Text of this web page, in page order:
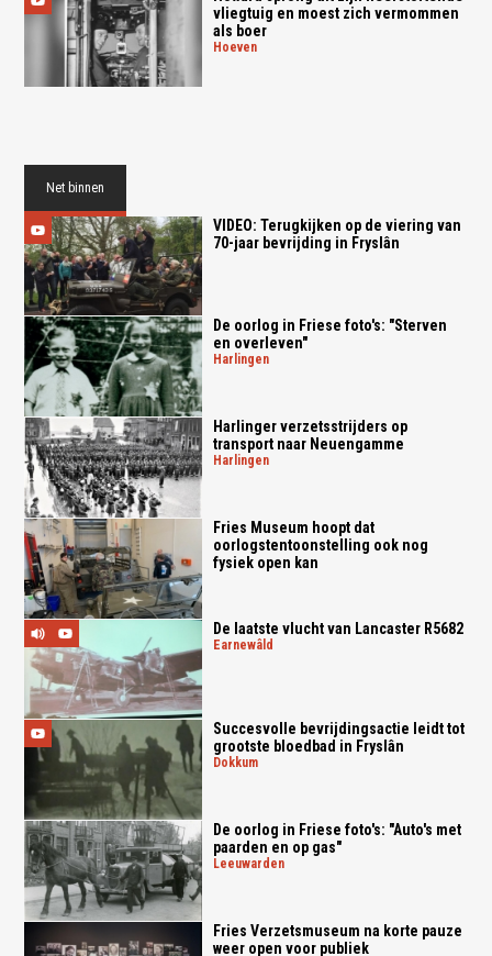
vliegtuig en moest zich vermommen
als boer
hoeven
Net binnen
VIDEO: Terugkijken op de viering van
70-jaar bevrijding in Fryslân
De oorlog in Friese foto's: "Sterven
en overleven"
harlingen
Harlinger verzetsstrijders op
transport naar Neuengamme
harlingen
Fries Museum hoopt dat
oorlogstentoonstelling ook nog
fysiek open kan
De laatste vlucht van Lancaster R5682
earnewâld
Succesvolle bevrijdingsactie leidt tot
grootste bloedbad in Fryslân
dokkum
De oorlog in Friese foto's: "Auto's met
paarden en op gas"
leeuwarden
Fries Verzetsmuseum na korte pauze
weer open voor publiek